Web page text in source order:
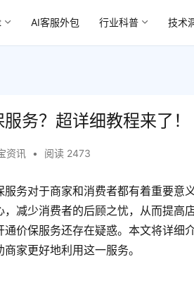
AI客服外包 行业科普 技术
务？超详细教程来了！
资讯 • 阅读 2473
务对于商家和消费者都有着重要意
减少消费者的后顾之忧，从而提高
价保服务还存在疑惑。本文将详细
家更好地利用这一服务。